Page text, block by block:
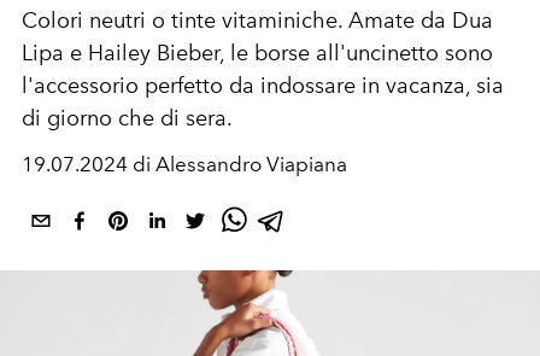
Colori neutri o tinte vitaminiche. Amate da Dua
Lipa e Hailey Bieber, le borse all'uncinetto sono
l'accessorio perfetto da indossare in vacanza, sia
di giorno che di sera.
19.07.2024 di Alessandro Viapiana